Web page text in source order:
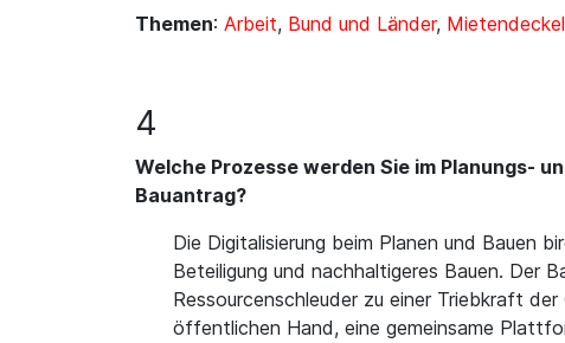
Themen: Arbeit, Bund und Länder,
4
Welche Prozesse werden Sie im Planungs-
Bauantrag?
Die Digitalisierung beim Planen und Bauen
Beteiligung und nachhaltigeres Bauen. Der
Ressourcenschleuder zu einer Triebkraft
öffentlichen Hand, eine gemeinsame